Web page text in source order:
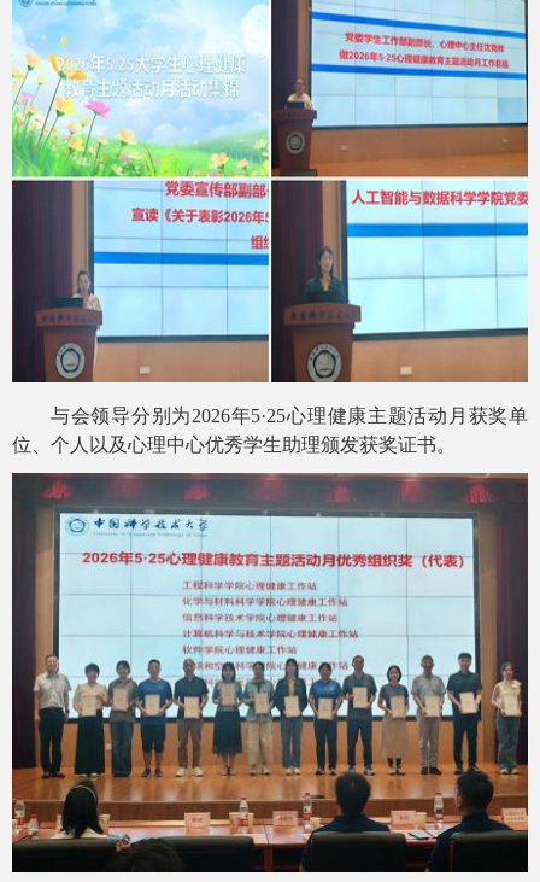
与会领导分别为2026年5·25心理健康主题活动月 获奖单
位、个人 以及心理中心优秀学生助理颁发获奖证书。